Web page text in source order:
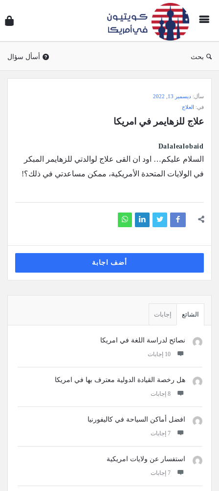
بحث أسأل سؤال
وجواب
أمريكا
الاحدث
أسئلة
سأل: ديسمبر 13, 2022
في: العلاج
علاج للزهايمر في امريكا
Dalalealobaid
السلام عليكم… اود ان القى علاج لوالدتي للزهايمر المبكر
في الولايات المتحدة الأمريكية، ممكن مساعدتي في ذلك؟!
أضف اجابة
الجانبيةالشائع إجابات
نصائح لدراسة اللغة في امريكا
‫10 إجابات
هل رخصة القيادة الدولية معترف بها في امريكا
‫8 إجابات
افضل أماكن السياحة في كاليفورنيا
‫7 إجابات
استفسار عن ولايات امريكية
‫7 إجابات